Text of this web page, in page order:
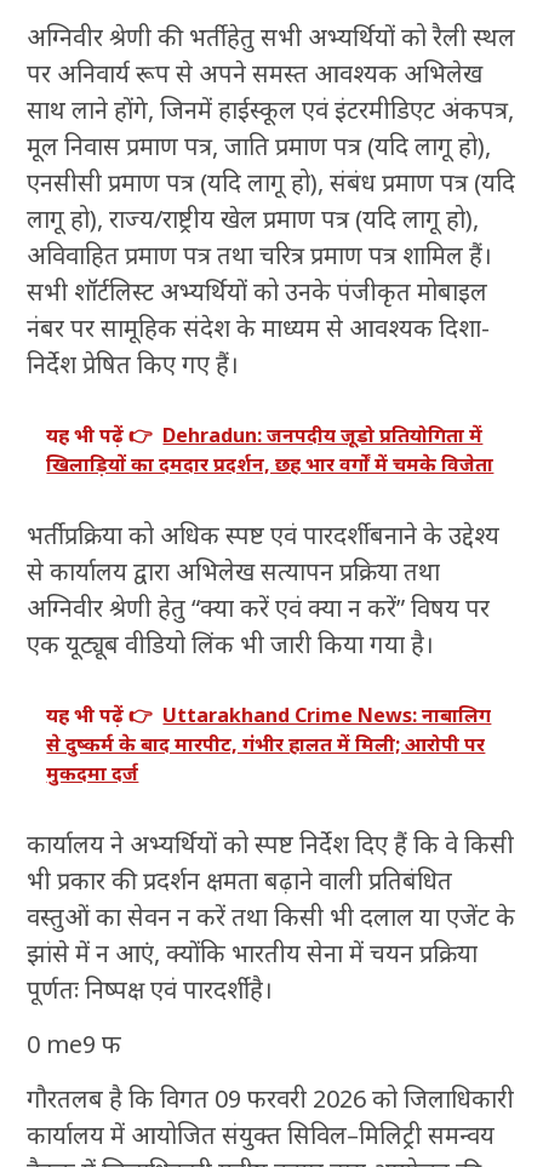
अग्निवीर श्रेणी की भर्ती हेतु सभी अभ्यर्थियों को रैली स्थल
पर अनिवार्य रूप से अपने समस्त आवश्यक अभिलेख
साथ लाने होंगे, जिनमें हाईस्कूल एवं इंटरमीडिएट अंकपत्र,
मूल निवास प्रमाण पत्र, जाति प्रमाण पत्र (यदि लागू हो),
एनसीसी प्रमाण पत्र (यदि लागू हो), संबंध प्रमाण पत्र (यदि
लागू हो), राज्य/राष्ट्रीय खेल प्रमाण पत्र (यदि लागू हो),
अविवाहित प्रमाण पत्र तथा चरित्र प्रमाण पत्र शामिल हैं।
सभी शॉर्टलिस्ट अभ्यर्थियों को उनके पंजीकृत मोबाइल
नंबर पर सामूहिक संदेश के माध्यम से आवश्यक दिशा-
निर्देश प्रेषित किए गए हैं।
यह भी पढ़ें 👉 Dehradun: जनपदीय जूडो प्रतियोगिता में
खिलाड़ियों का दमदार प्रदर्शन, छह भार वर्गों में चमके विजेता
भर्ती प्रक्रिया को अधिक स्पष्ट एवं पारदर्शी बनाने के उद्देश्य
से कार्यालय द्वारा अभिलेख सत्यापन प्रक्रिया तथा
अग्निवीर श्रेणी हेतु “क्या करें एवं क्या न करें” विषय पर
एक यूट्यूब वीडियो लिंक भी जारी किया गया है।
यह भी पढ़ें 👉 Uttarakhand Crime News: नाबालिग
से दुष्कर्म के बाद मारपीट, गंभीर हालत में मिली; आरोपी पर
मुकदमा दर्ज
कार्यालय ने अभ्यर्थियों को स्पष्ट निर्देश दिए हैं कि वे किसी
भी प्रकार की प्रदर्शन क्षमता बढ़ाने वाली प्रतिबंधित
वस्तुओं का सेवन न करें तथा किसी भी दलाल या एजेंट के
झांसे में न आएं, क्योंकि भारतीय सेना में चयन प्रक्रिया
पूर्णतः निष्पक्ष एवं पारदर्शी है।
0 me9 फ
गौरतलब है कि विगत 09 फरवरी 2026 को जिलाधिकारी
कार्यालय में आयोजित संयुक्त सिविल–मिलिट्री समन्वय